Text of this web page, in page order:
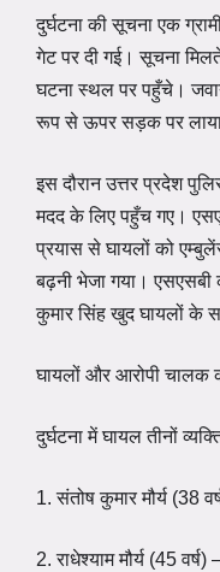
दुर्घटना की सूचना एक
गेट पर दी गई। सूचना
घटना स्थल पर पहुँचे।
रूप से ऊपर सड़क पर
इस दौरान उत्तर प्रदेश
मदद के लिए पहुँच गए।
प्रयास से घायलों को
बढ़नी भेजा गया।
कुमार सिंह खुद घायलों के
घायलों और आरोपी चालक
दुर्घटना में घायल तीनों
1. संतोष कुमार मौर्य (38
2. राधेश्याम मौर्य (45 वर्ष)